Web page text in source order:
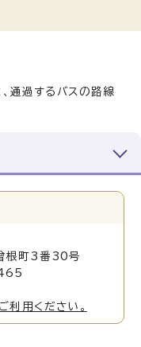
通過するバスの路線
町3番30号
利用ください。